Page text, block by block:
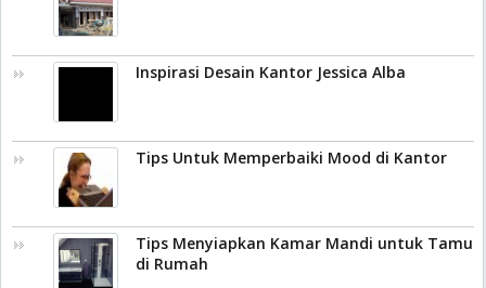
Inspirasi Desain Kantor Jessica Alba
Tips Untuk Memperbaiki Mood di Kantor
Tips Menyiapkan Kamar Mandi untuk Tamu
di Rumah